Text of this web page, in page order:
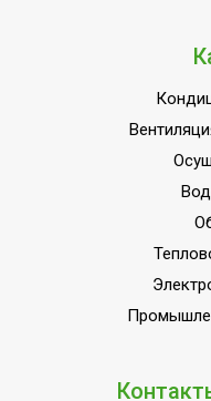
Установка